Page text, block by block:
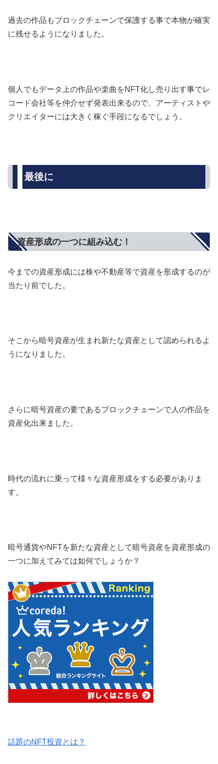
過去の作品もブロックチェーンで保護する事で本物が確実
に残せるようになりました。
個人でもデータ上の作品や楽曲をNFT化し売り出す事でレ
コード会社等を仲介せず発表出来るので、アーティストや
クリエイターには大きく稼ぐ手段になるでしょう。
最後に
資産形成の一つに組み込む！
今までの資産形成には株や不動産等で資産を形成するのが
当たり前でした。
そこから暗号資産が生まれ新たな資産として認められるよ
うになりました。
さらに暗号資産の要であるブロックチェーンで人の作品を
資産化出来ました。
時代の流れに乗って様々な資産形成をする必要がありま
す。
暗号通貨やNFTを新たな資産として暗号資産を資産形成の
一つに加えてみては如何でしょうか？
話題のNFT投資とは？